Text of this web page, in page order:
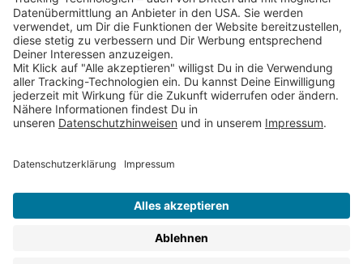
Folge uns auf
* Versandkostenfrei ab 9,00 € Bestellwert innerhalb
Deutschlands
** Lieferzeit 1-3 Werktage innerhalb Deutschlands
Thienemann-Esslinger Verlag GmbH, Blumenstraße 36, D-70182